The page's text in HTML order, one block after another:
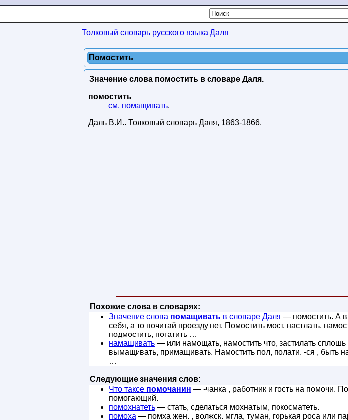
Толковый словарь русского языка Даля
Помостить
Значение слова помостить в словаре Даля.
помостить
см. помащивать.
Даль В.И.. Толковый словарь Даля, 1863-1866.
Похожие слова в словарях:
Значение слова помащивать в словаре Даля — помостить. А
себя, а то почитай проезду нет. Помостить мост, настлать,
подмостить, погатить …
намащивать — или намощать, намостить что, застилать
вымащивать, примащивать. Намостить пол, полати. -ся , быть
…
Следующие значения слов:
Что такое помочанин — -чанка , работник и гость на помочи.
помогающий.
помохнатеть — стать, сделаться мохнатым, покосматеть.
помоха — помха жен. , волжск. мгла, туман, горькая роса или